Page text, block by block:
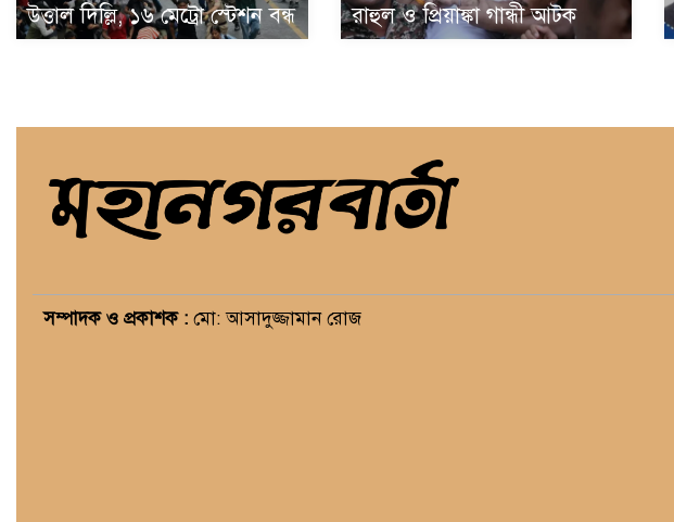
উত্তাল দিল্লি, ১৬ মেট্রো স্টেশন বন্ধ রাহুল ও প্রিয়াঙ্কা গান্ধী আটক
সম্পাদক ও প্রকাশক : মো: আসাদুজ্জামান রোজ